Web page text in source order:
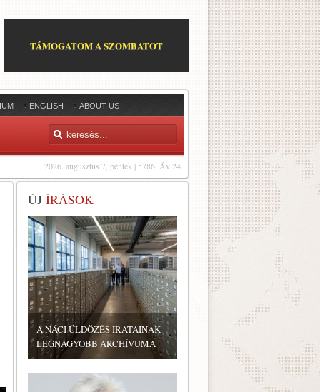
TÁMOGATOM A SZOMBATOT
ENGLISH ABOUT US
2026. augusztus 7, péntek | 5786. Áv 24
ÚJ ÍRÁSOK
A NÁCI ÜLDÖZÉS IRATAINAK
LEGNAGYOBB ARCHÍVUMA